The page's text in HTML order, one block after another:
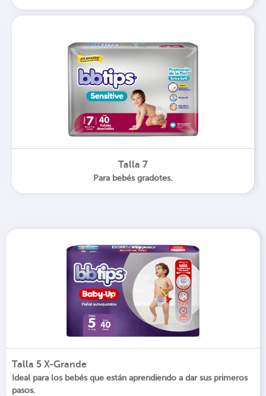
Talla 7
Para bebés gradotes.
Talla 5 X-Grande
Ideal para los bebés que están aprendiendo a dar sus primeros
pasos.